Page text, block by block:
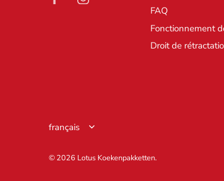
FAQ
Fonctionnement
Droit de
Langue
français
© 2026 Lotus Koekenpakketten.